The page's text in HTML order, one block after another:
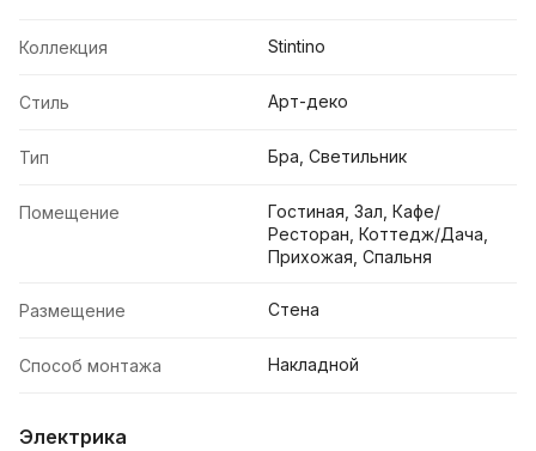
Коллекция Stintino
Стиль Арт-деко
Тип Бра, Светильник
Помещение
Гостиная, Зал, Кафе/
Ресторан, Коттедж/Дача,
Прихожая, Спальня
Размещение Стена
Способ монтажа Накладной
Электрика